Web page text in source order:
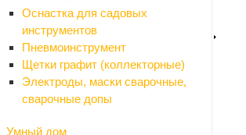
Оснастка для садовых
инструментов
Пневмоинструмент
Щетки графит (коллекторные)
Электроды, маски сварочные,
сварочные допы
Умный дом
Профили алюминиевые
Арматура, проволока, трубы стальные
Назад
Арматура, проволока, трубы стальные
Арматура
Заглушки